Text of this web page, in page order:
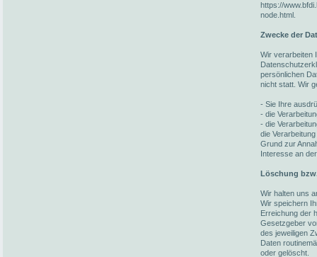
https://
node.html.
Zwecke der
Wir verarbeiten
persönlichen
nicht statt. Wir
- Sie Ihre
- die
- die
die
Grund zur
Interesse an
Löschung
Wir halten uns
Wir speichern
Erreichung der
Gesetzgeber
des jeweiligen
Daten
oder gelöscht.